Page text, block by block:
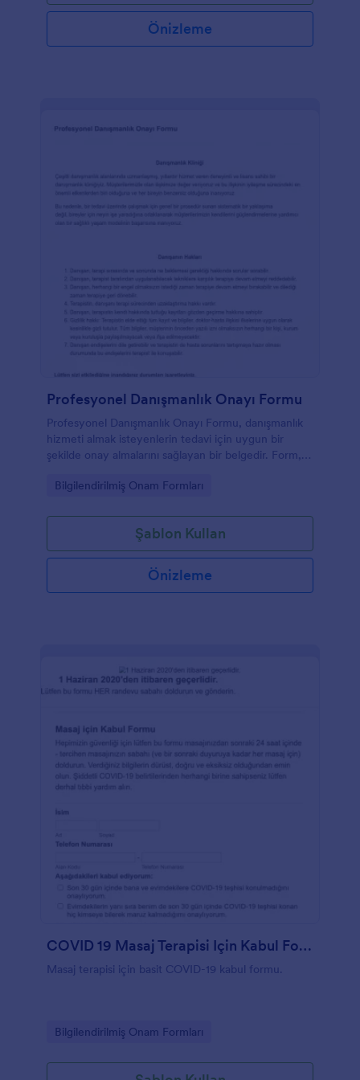
Önizleme
Profesyonel Danışmanlık Onayı Formu
Profesyonel Danışmanlık Onayı Formu, danışmanlık
hizmeti almak isteyenlerin tedavi için uygun bir
şekilde onay almalarını sağlayan bir belgedir. Form,
hizmetler ve sözleşmeye ilişkin bilgileri içerir. Bu
hakkında bilgi verilmesine de yardımcı olur.
Profesyonel Danışmanlık Onayı Formu, terapi almak
isteyen danışanlar tarafından kolayca doldurulabilir
ve danışman tarafından da referans olarak
Go to Category:
Bilgilendirilmiş Onam Formları
Şablon Kullan
Önizleme
COVID 19 Masaj Terapisi Için Kabul Formu
Masaj terapisi için basit COVID-19 kabul formu.
Go to Category:
Bilgilendirilmiş Onam Formları